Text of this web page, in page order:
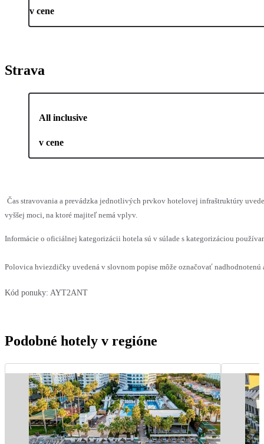
v cene
Strava
All inclusive
v cene
Čas stravovania a prevádzka jednotlivých prvkov hotelovej infraštruktúry
vyššej moci, na ktoré majiteľ nemá vplyv.
Informácie o oficiálnej kategorizácii hotela sú v súlade s kategorizáciou
Polovica hviezdičky uvedená v slovnom popise môže označovať
Kód ponuky: AYT2ANT
Podobné hotely v regióne